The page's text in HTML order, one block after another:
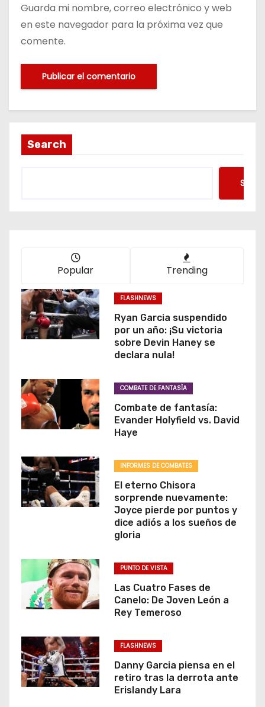
Guarda mi nombre, correo electrónico y web
en este navegador para la próxima vez que
comente.
Search
Popular Trending
FLASHNEWS
Ryan Garcia suspendido
por un año: ¡Su victoria
sobre Devin Haney se
declara nula!
COMBATE DE FANTASÌA
Combate de fantasía:
Evander Holyfield vs. David
Haye
INFORMES DE COMBATES
El eterno Chisora
sorprende nuevamente:
Joyce pierde por puntos y
dice adiós a los sueños de
gloria
PUNTO DE VISTA
Las Cuatro Fases de
Canelo: De Joven León a
Rey Temeroso
FLASHNEWS
Danny Garcia piensa en el
retiro tras la derrota ante
Erislandy Lara